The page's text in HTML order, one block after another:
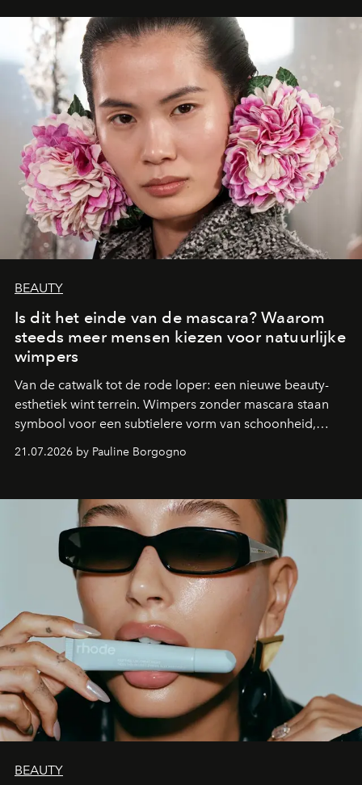
moment van verwondering.
BEAUTY
Is dit het einde van de mascara? Waarom
steeds meer mensen kiezen voor natuurlijke
wimpers
Van de catwalk tot de rode loper: een nieuwe beauty-
esthetiek wint terrein. Wimpers zonder mascara staan
symbool voor een subtielere vorm van schoonheid,
waarin zelfvertrouwen belangrijker is dan een overvloed
aan make-up.
21.07.2026 by Pauline Borgogno
BEAUTY